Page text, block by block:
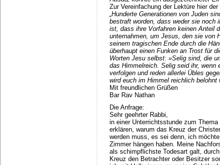
Zur Vereinfachung der Lektüre hier
„Hunderte Generationen von Juden
bestraft worden, dass weder sie noch
ist, dass ihre Vorfahren keinen Anteil
unternahmen, um Jesus, den sie von
seinem tragischen Ende durch die
überhaupt einen Funken an Trost für
Worten Jesu selbst: »Selig sind, die
das Himmelreich. Selig seid ihr, wenn
verfolgen und reden allerlei Übles
wird euch im Himmel reichlich belohnt
Mit freundlichen Grüßen
Bar Rav Nathan
Die Anfrage:
Sehr geehrter Rabbi,
in einer Unterrichtsstunde zum
erklären, warum das Kreuz der
werden muss, es sei denn, ich
Zimmer hängen haben. Meine
als schimpflichste Todesart galt,
Kreuz den Betrachter oder Besitzer